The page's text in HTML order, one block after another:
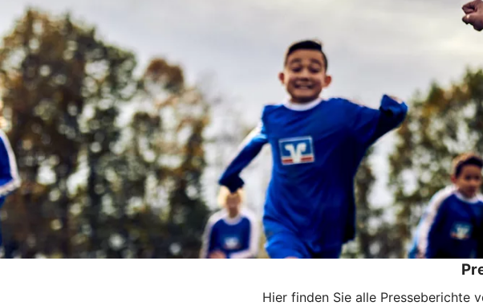
Hier finden Sie alle Presseberichte